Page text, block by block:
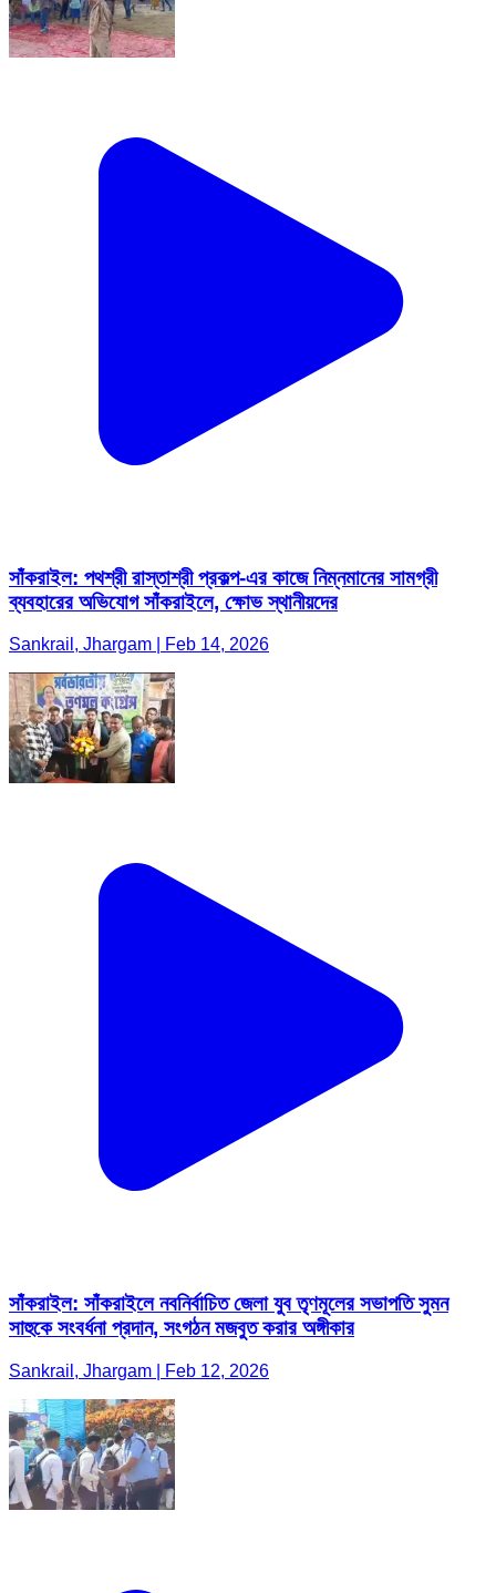
সাঁকরাইল: পথশ্রী রাস্তাশ্রী প্রকল্প-এর কাজে নিম্নমানের সামগ্রী
ব্যবহারের অভিযোগ সাঁকরাইলে, ক্ষোভ স্থানীয়দের
Sankrail, Jhargam | Feb 14, 2026
সাঁকরাইল: সাঁকরাইলে নবনির্বাচিত জেলা যুব তৃণমূলের সভাপতি সুমন
সাহুকে সংবর্ধনা প্রদান, সংগঠন মজবুত করার অঙ্গীকার
Sankrail, Jhargam | Feb 12, 2026